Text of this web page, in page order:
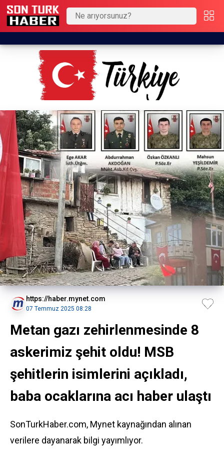
https://haber.mynet.com
07 Temmuz 2025 08:28
Metan gazı zehirlenmesinde 8
askerimiz şehit oldu! MSB
şehitlerin isimlerini açıkladı,
baba ocaklarına acı haber ulaştı
SonTurkHaber.com, Mynet kaynağından alınan
verilere dayanarak bilgi yayımlıyor.